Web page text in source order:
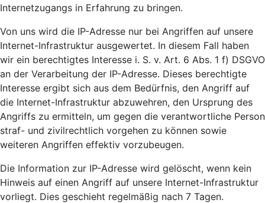
Internetzugangs in Erfahrung zu bringen.
Von uns wird die IP-Adresse nur bei Angriffen auf unsere
Internet-Infrastruktur ausgewertet. In diesem Fall haben
wir ein berechtigtes Interesse i. S. v. Art. 6 Abs. 1 f) DSGVO
an der Verarbeitung der IP-Adresse. Dieses berechtigte
Interesse ergibt sich aus dem Bedürfnis, den Angriff auf
die Internet-Infrastruktur abzuwehren, den Ursprung des
Angriffs zu ermitteln, um gegen die verantwortliche Person
straf- und zivilrechtlich vorgehen zu können sowie
weiteren Angriffen effektiv vorzubeugen.
Die Information zur IP-Adresse wird gelöscht, wenn kein
Hinweis auf einen Angriff auf unsere Internet-Infrastruktur
vorliegt. Dies geschieht regelmäßig nach 7 Tagen.